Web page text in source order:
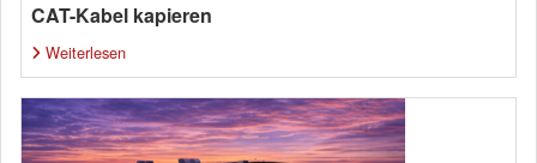
CAT-Kabel kapieren
Weiterlesen